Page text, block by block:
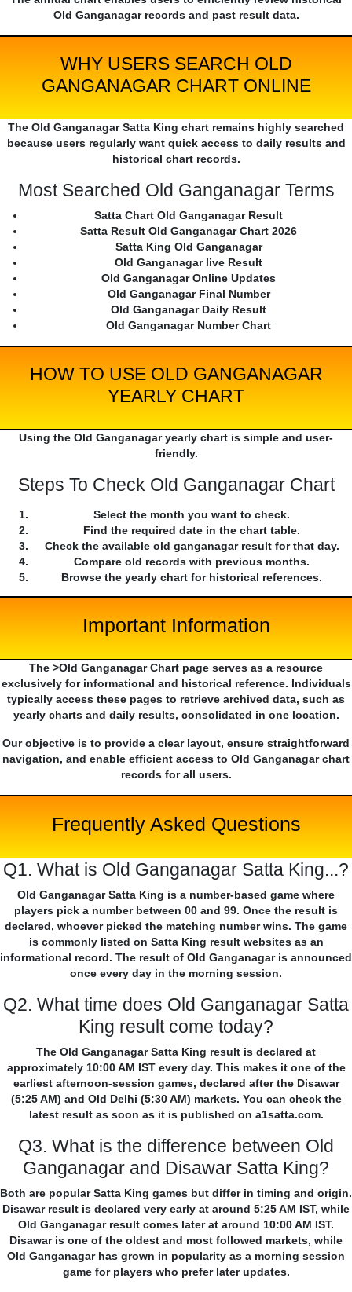
Old Ganganagar records and past result data.
WHY USERS SEARCH OLD
GANGANAGAR CHART ONLINE
The Old Ganganagar Satta King chart remains highly searched
because users regularly want quick access to daily results and
historical chart records.
Most Searched Old Ganganagar Terms
Satta Chart Old Ganganagar Result
Satta Result Old Ganganagar Chart 2026
Satta King Old Ganganagar
Old Ganganagar live Result
Old Ganganagar Online Updates
Old Ganganagar Final Number
Old Ganganagar Daily Result
Old Ganganagar Number Chart
HOW TO USE OLD GANGANAGAR
YEARLY CHART
Using the Old Ganganagar yearly chart is simple and user-
friendly.
Steps To Check Old Ganganagar Chart
Select the month you want to check.
Find the required date in the chart table.
Check the available old ganganagar result for that day.
Compare old records with previous months.
Browse the yearly chart for historical references.
Important Information
The >Old Ganganagar Chart page serves as a resource
exclusively for informational and historical reference. Individuals
typically access these pages to retrieve archived data, such as
yearly charts and daily results, consolidated in one location.
Our objective is to provide a clear layout, ensure straightforward
navigation, and enable efficient access to Old Ganganagar chart
records for all users.
Frequently Asked Questions
Q1. What is Old Ganganagar Satta King...?
Old Ganganagar Satta King is a number-based game where
players pick a number between 00 and 99. Once the result is
declared, whoever picked the matching number wins. The game
is commonly listed on Satta King result websites as an
informational record. The result of Old Ganganagar is announced
once every day in the morning session.
Q2. What time does Old Ganganagar Satta
King result come today?
The Old Ganganagar Satta King result is declared at
approximately 10:00 AM IST every day. This makes it one of the
earliest afternoon-session games, declared after the Disawar
(5:25 AM) and Old Delhi (5:30 AM) markets. You can check the
latest result as soon as it is published on a1satta.com.
Q3. What is the difference between Old
Ganganagar and Disawar Satta King?
Both are popular Satta King games but differ in timing and origin.
Disawar result is declared very early at around 5:25 AM IST, while
Old Ganganagar result comes later at around 10:00 AM IST.
Disawar is one of the oldest and most followed markets, while
Old Ganganagar has grown in popularity as a morning session
game for players who prefer later updates.